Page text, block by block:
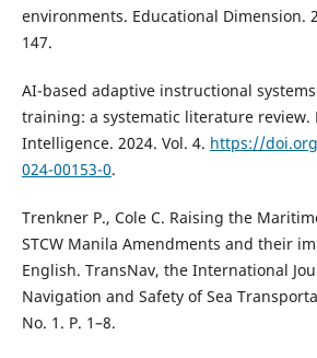
environments. Educational Dimension.
147.
AI-based adaptive instructional
training: a systematic literature review.
Intelligence. 2024. Vol. 4. https://
024-00153-0.
Trenkner P., Cole C. Raising the
STCW Manila Amendments and their
English. TransNav, the International
Navigation and Safety of Sea
No. 1. P. 1–8.